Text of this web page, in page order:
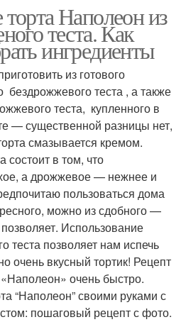
Наполеон из
теста. Как
ингредиенты
из готового
бездрожжевого теста , а также
теста, купленного в
— существенной разницы нет,
смазывается кремом.
состоит в том, что
а дрожжевое — нежнее и
пользоваться дома
можно из сдобного —
Использование
теста позволяет нам испечь
очень вкусный тортик! Рецепт
очень быстро.
“Наполеон” своими руками с
пошаговый рецепт с фото.